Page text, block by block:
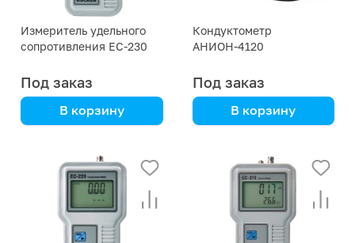
Измеритель удельного
сопротивления EC-230
Под заказ
В корзину
Кондуктометр
АНИОН-4120
Под заказ
В корзину